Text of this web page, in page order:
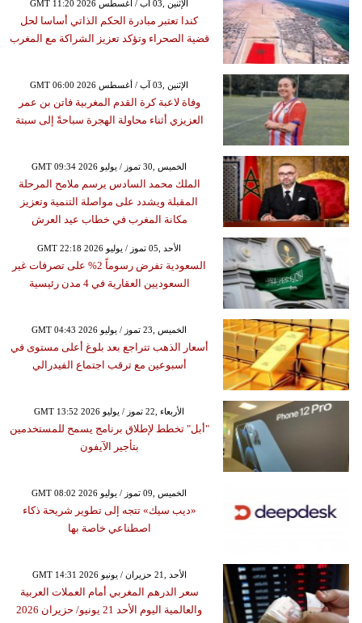
GMT 11:20 2026 الإثنين ,03 آب / أغسطس
كندا تعتبر مبادرة الحكم الذاتي أساسا لحل
قضية الصحراء وتؤكد تعزيز الشراكة مع المغرب
GMT 06:00 2026 الإثنين ,03 آب / أغسطس
وفاة لاعبة كرة القدم المغربية فاتن بن عمر
العزيزي أثناء محاولة الهجرة سباحةً إلى سبتة
GMT 09:34 2026 الخميس ,30 تموز / يوليو
الملك محمد السادس يرسم ملامح المرحلة
المقبلة ويشدد على مواصلة التنمية وتعزيز
مكانة المغرب في خطاب عيد العرش
GMT 22:18 2026 الأحد ,05 تموز / يوليو
السعودية تفرض رسوماً 2% على تصرفات غير
السعوديين العقارية في 4 مدن رئيسية
GMT 04:43 2026 الخميس ,23 تموز / يوليو
أسعار الذهب تتراجع بعد بلوغ أعلى مستوى في
أسبوعين مع ترقب اجتماع الفيدرالي
GMT 13:52 2026 الأربعاء ,22 تموز / يوليو
"أبل" تخطط لإطلاق برنامج يسمح للمستخدمين
بتأجير الآيفون
GMT 08:02 2026 الخميس ,09 تموز / يوليو
«ديب سيك» تتجه إلى تطوير شريحة ذكاء
اصطناعي خاصة بها
GMT 14:31 2026 الأحد ,21 حزيران / يونيو
سعر الدرهم المغربي أمام العملات العربية
والعالمية اليوم الأحد 21 يونيو/ حزيران 2026